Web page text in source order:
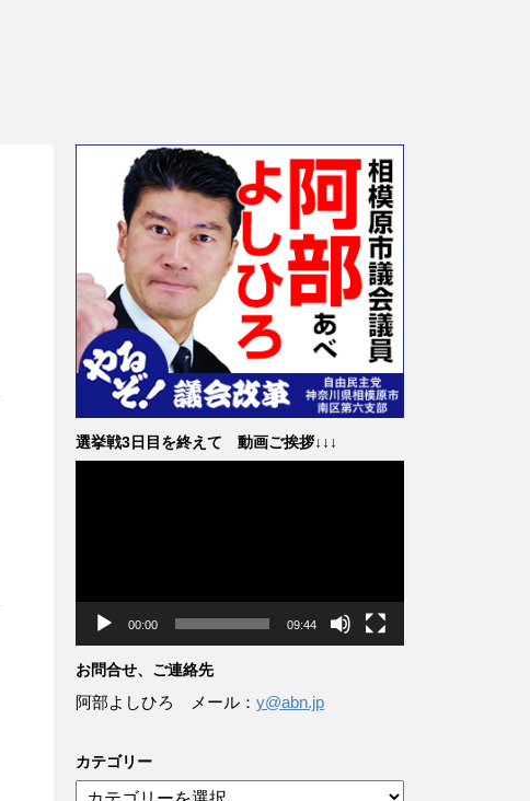
選挙戦3日目を終えて 動画ご挨拶↓↓↓
ー
00:00 09:44
お問合せ、ご連絡先
阿部よしひろ メール： y@abn.jp
カテゴリー